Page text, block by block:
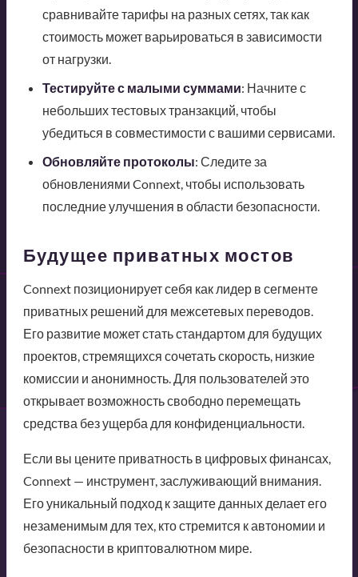
сравнивайте тарифы на разных сетях, так как
стоимость может варьироваться в зависимости
от нагрузки.
Тестируйте с малыми суммами: Начните с
небольших тестовых транзакций, чтобы
убедиться в совместимости с вашими сервисами.
Обновляйте протоколы: Следите за
обновлениями Connext, чтобы использовать
последние улучшения в области безопасности.
Будущее приватных мостов
Connext позиционирует себя как лидер в сегменте
приватных решений для межсетевых переводов.
Его развитие может стать стандартом для будущих
проектов, стремящихся сочетать скорость, низкие
комиссии и анонимность. Для пользователей это
открывает возможность свободно перемещать
средства без ущерба для конфиденциальности.
Если вы цените приватность в цифровых финансах,
Connext — инструмент, заслуживающий внимания.
Его уникальный подход к защите данных делает его
незаменимым для тех, кто стремится к автономии и
безопасности в криптовалютном мире.